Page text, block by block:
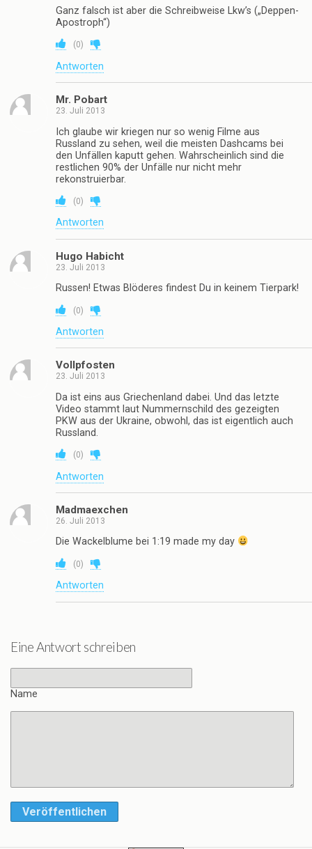
Ganz falsch ist aber die Schreibweise Lkw’s („Deppen-
Apostroph“)
(0)
Antworten
Mr. Pobart
23. Juli 2013
Ich glaube wir kriegen nur so wenig Filme aus
Russland zu sehen, weil die meisten Dashcams bei
den Unfällen kaputt gehen. Wahrscheinlich sind die
restlichen 90% der Unfälle nur nicht mehr
rekonstruierbar.
(0)
Antworten
Hugo Habicht
23. Juli 2013
Russen! Etwas Blöderes findest Du in keinem Tierpark!
(0)
Antworten
Vollpfosten
23. Juli 2013
Da ist eins aus Griechenland dabei. Und das letzte
Video stammt laut Nummernschild des gezeigten
PKW aus der Ukraine, obwohl, das ist eigentlich auch
Russland.
(0)
Antworten
Madmaexchen
26. Juli 2013
Die Wackelblume bei 1:19 made my day
(0)
Antworten
Eine Antwort schreiben
Name
Veröffentlichen